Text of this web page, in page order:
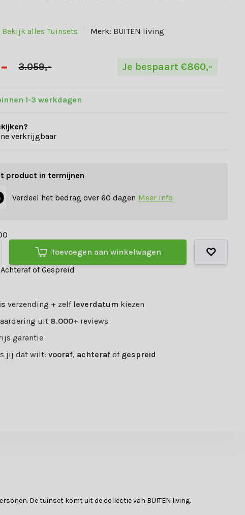
Bekijk alles Tuinsets Merk: BUITEN living
3.059,- Je bespaart €860,-
1-3 werkdagen
verkrijgbaar
product in termijnen
Verdeel het bedrag over 60 dagen Meer info
0
Toevoegen aan winkelwagen
of Gespreid
verzending + zelf leverdatum kiezen
uit 8.000+ reviews
garantie
jij dat wilt:vooraf, achteraf of gespreid
De tuinset komt uit de collectie van BUITEN living.